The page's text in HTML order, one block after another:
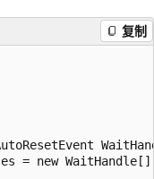
复制
= new WaitHandle[]